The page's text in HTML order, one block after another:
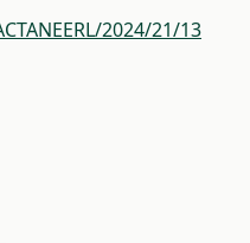
2024/21/13